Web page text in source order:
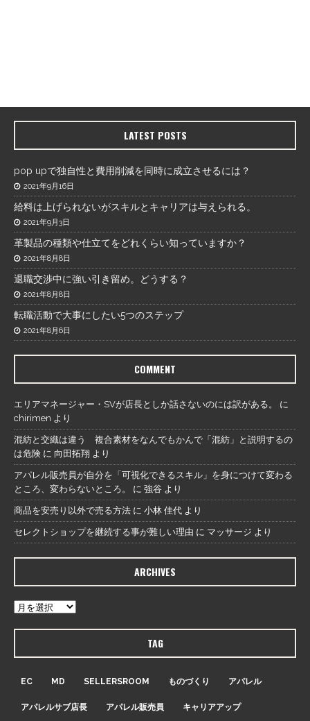
LATEST POSTS
pop upで独自性と費用削減を同時に成立させるには？
2021年9月16日
給料は上げられないがスキルとキャリアは与えられる。
2021年9月3日
革製品の種類や仕立てをどれくらい知っていますか？
2021年8月8日
退職交渉中に強い引き留め。どうする？
2021年8月8日
転職活動で大事にしたい5つのステップ
2021年8月6日
COMMENT
エリアマネージャー・SVが店長としか話さないのには訳がある。
に
chirimen より
混紡と交織は違う 複合素材をなんでもかんで「混紡」と説明するの
は危険 に 向田拓翔 より
アパレル販売員が自分を「可視化できるスキル」を身につけて変わる
ところ、変わらないところ。
に 強谷 より
商品を安売り以外で売る方法 に 小林 佳代 より
セレクトショップを継続する事が難しい理由 に マッサージ より
ARCHIVES
TAG
EC MD SELLERSROOM ものづくり アパレル
アパレルサブ店長 アパレル販売員 キャリアアップ